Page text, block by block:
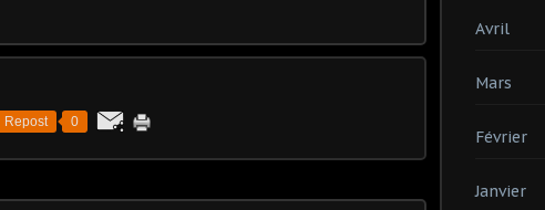
Repost 0
Avril
Mars
Février
Janvier